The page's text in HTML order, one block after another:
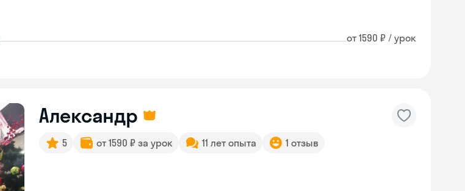
от 1590 ₽ / урок
Александр
5 от 1590 ₽ за урок 11 лет опыта 1 отзыв